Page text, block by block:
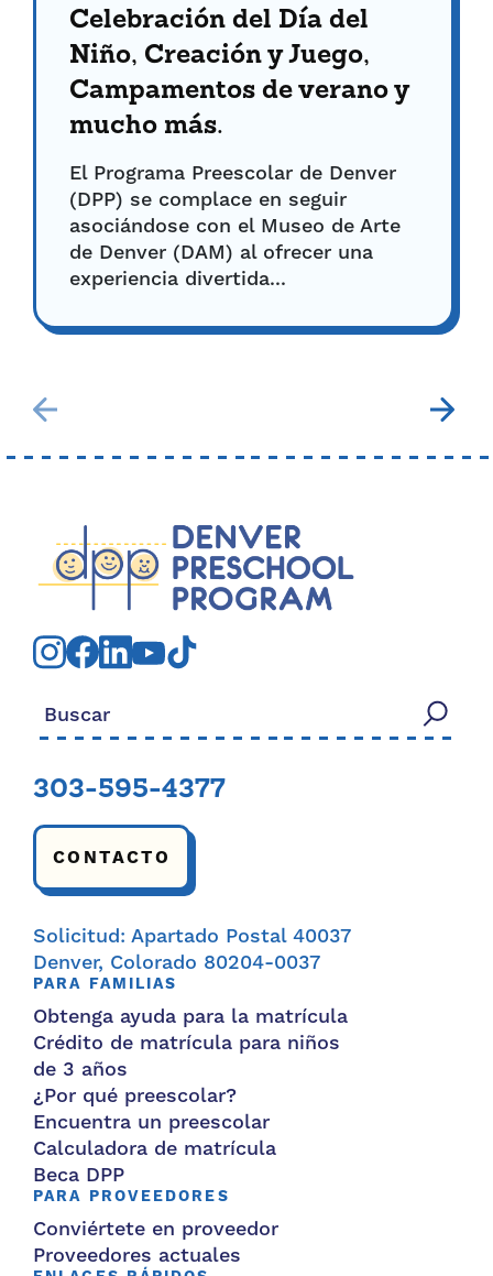
Celebración del Día del
Niño, Creación y Juego,
Campamentos de verano y
mucho más.
El Programa Preescolar de Denver
(DPP) se complace en seguir
asociándose con el Museo de Arte
de Denver (DAM) al ofrecer una
experiencia divertida...
Buscar:
303-595-4377
CONTACTO
Solicitud: Apartado Postal 40037
Denver, Colorado 80204-0037
PARA FAMILIAS
Obtenga ayuda para la matrícula
Crédito de matrícula para niños
de 3 años
¿Por qué preescolar?
Encuentra un preescolar
Calculadora de matrícula
Beca DPP
PARA PROVEEDORES
Conviértete en proveedor
Proveedores actuales